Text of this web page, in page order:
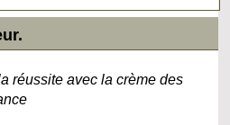
réussite avec la crème des